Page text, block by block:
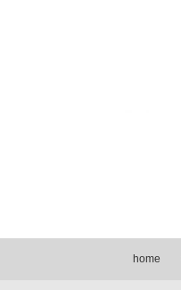
home